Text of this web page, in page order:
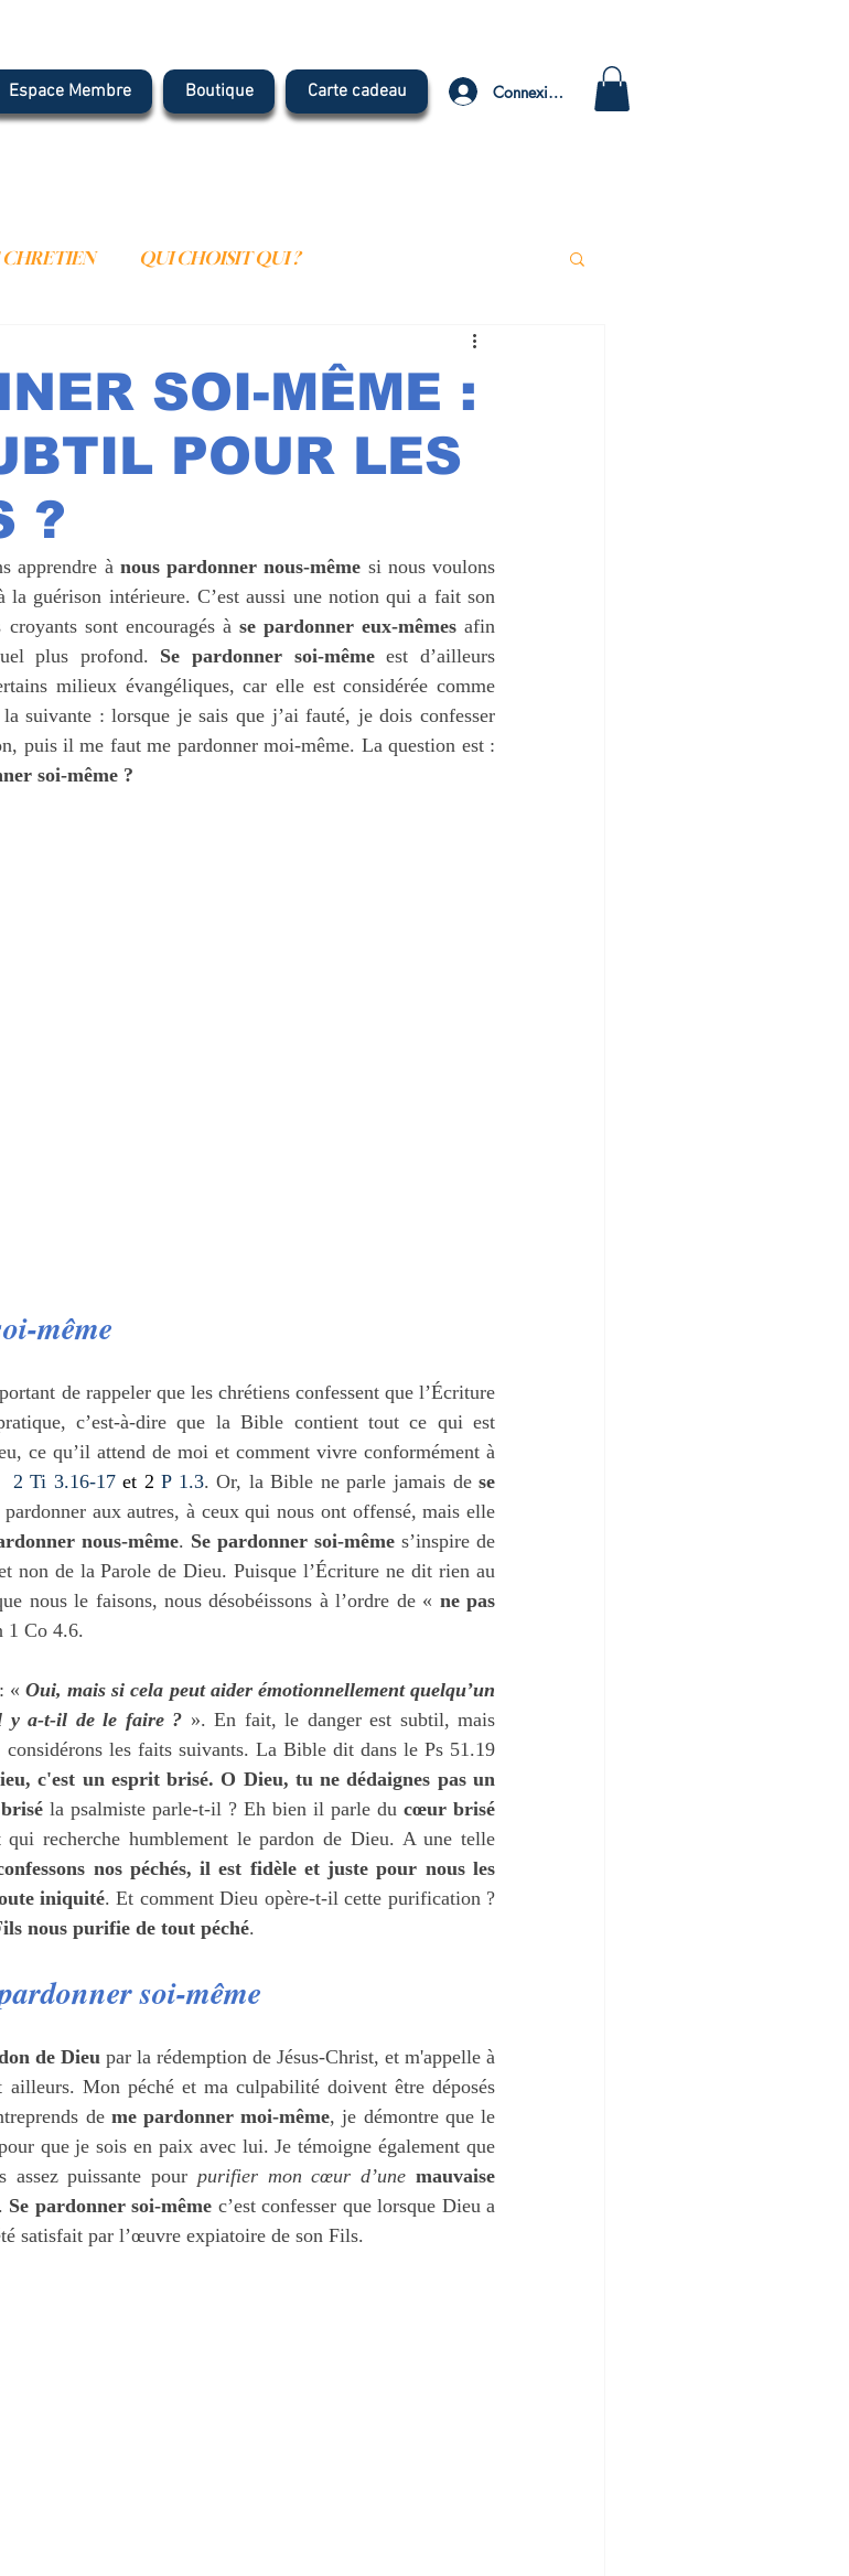
Espace Membre Boutique Carte cadeau Connexion
QUI CHOISIT QUI ?
TRIBUNE
DE DIEU L'HUMILITE
ARMURE SPIRITUELLE
SOI-MÊME :
POUR LES
?
apprendre à nous pardonner nous-même si nous voulons
guérison intérieure. C’est aussi une notion qui a fait son
sont encouragés à se pardonner eux-mêmes afin
plus profond. Se pardonner soi-même est d’ailleurs
milieux évangéliques, car elle est considérée comme
suivante : lorsque je sais que j’ai fauté, je dois confesser
soi-même ?
même
de rappeler que les chrétiens confessent que l’Écriture
c’est-à-dire que la Bible contient tout ce qui est
ce qu’il attend de moi et comment vivre conformément à
2 Ti 3.16-17 et 2 P 1.3. Or, la Bible ne parle jamais de se
aux autres, à ceux qui nous ont offensé, mais elle
nous-même. Se pardonner soi-même s’inspire de
non de la Parole de Dieu. Puisque l’Écriture ne dit rien au
nous le faisons, nous désobéissons à l’ordre de « ne pas
1 Co 4.6.
« Oui, mais si cela peut aider émotionnellement quelqu’un
y a-t-il de le faire ? ». En fait, le danger est subtil, mais
les faits suivants. La Bible dit dans le Ps 51.19
c'est un esprit brisé. O Dieu, tu ne dédaignes pas un
la psalmiste parle-t-il ? Eh bien il parle du
recherche humblement le pardon de Dieu. A une telle
nos péchés, il est fidèle et juste pour nous les
iniquité. Et comment Dieu opère-t-il cette purification ?
nous purifie de tout péché.
soi-même
de Dieu par la rédemption de Jésus-Christ, et m'appelle à
ailleurs. Mon péché et ma culpabilité doivent être déposés
de me pardonner moi-même, je démontre que le
que je sois en paix avec lui. Je témoigne également que
assez puissante pour purifier mon cœur d’une mauvaise
Se pardonner soi-même c’est confesser que lorsque Dieu a
satisfait par l’œuvre expiatoire de son Fils.